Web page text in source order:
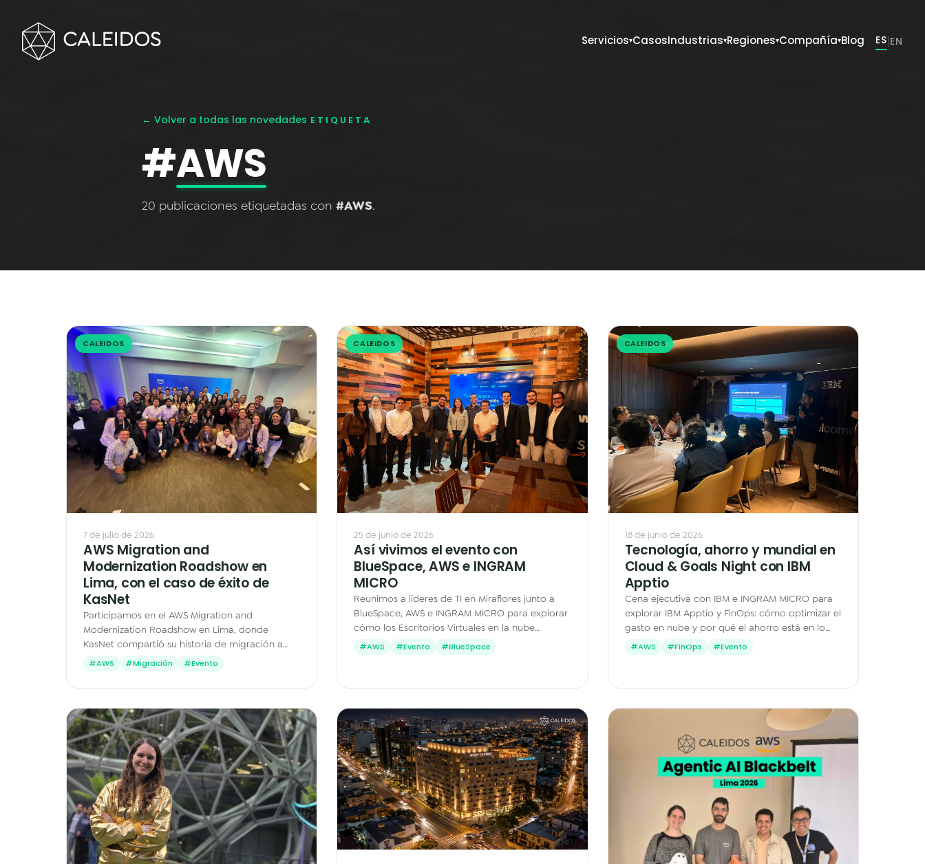
Servicios▾CasosIndustrias▾Regiones▾Compañía▾Blog ES|EN
← Volver a todas las novedades ETIQUETA
#AWS
20 publicaciones etiquetadas con #AWS.
CALEIDOS
7 de julio de 2026
AWS Migration and
Modernization Roadshow en
Lima, con el caso de éxito de
KasNet
Participamos en el AWS Migration and
Modernization Roadshow en Lima, donde
KasNet compartió su historia de migración a
AWS de la mano de Eduardo Zúñiga Dávila,
Gerente Cloud & Operaciones.
#AWS #Migración #Evento
CALEIDOS
25 de junio de 2026
Así vivimos el evento con
BlueSpace, AWS e INGRAM
MICRO
Reunimos a líderes de TI en Miraflores junto a
BlueSpace, AWS e INGRAM MICRO para explorar
cómo los Escritorios Virtuales en la nube
transforman la manera en que trabajan los
equipos — desde $27 por…
#AWS #Evento #BlueSpace
CALEIDOS
18 de junio de 2026
Tecnología, ahorro y mundial en
Cloud & Goals Night con IBM
Apptio
Cena ejecutiva con IBM e INGRAM MICRO para
explorar IBM Apptio y FinOps: cómo optimizar el
gasto en nube y por qué el ahorro está en lo
que ya pagas y no usas.
#AWS #FinOps #Evento